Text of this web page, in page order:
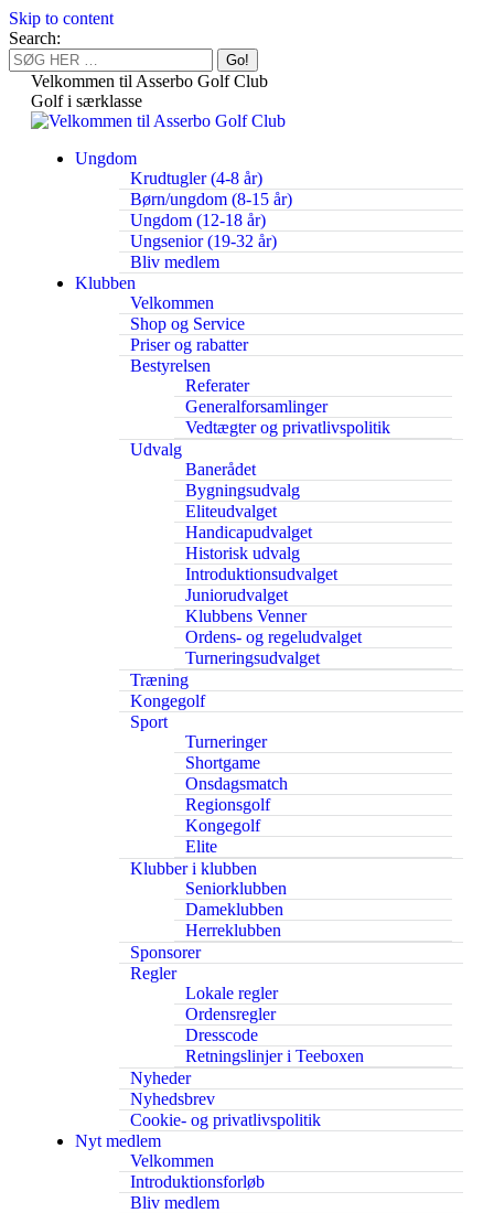
Skip to content
Search:
Velkommen til Asserbo Golf Club
Golf i særklasse
Ungdom
Krudtugler (4-8 år)
Børn/ungdom (8-15 år)
Ungdom (12-18 år)
Ungsenior (19-32 år)
Bliv medlem
Klubben
Velkommen
Shop og Service
Priser og rabatter
Bestyrelsen
Referater
Generalforsamlinger
Vedtægter og privatlivspolitik
Udvalg
Banerådet
Bygningsudvalg
Eliteudvalget
Handicapudvalget
Historisk udvalg
Introduktionsudvalget
Juniorudvalget
Klubbens Venner
Ordens- og regeludvalget
Turneringsudvalget
Træning
Kongegolf
Sport
Turneringer
Shortgame
Onsdagsmatch
Regionsgolf
Kongegolf
Elite
Klubber i klubben
Seniorklubben
Dameklubben
Herreklubben
Sponsorer
Regler
Lokale regler
Ordensregler
Dresscode
Retningslinjer i Teeboxen
Nyheder
Nyhedsbrev
Cookie- og privatlivspolitik
Nyt medlem
Velkommen
Introduktionsforløb
Bliv medlem